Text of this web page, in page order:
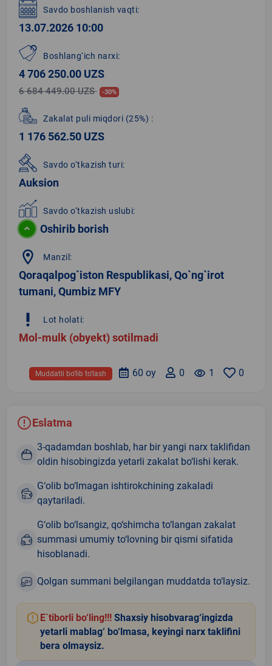
Savdo boshlanish vaqti:
13.07.2026 10:00
Boshlang‘ich narxi:
4 706 250.00 UZS
6 684 449.00 UZS -30%
Zakalat puli miqdori (25%) :
1 176 562.50 UZS
Savdo o‘tkazish turi:
Auksion
Savdo o‘tkazish uslubi:
Oshirib borish
location_on Manzil:
Qoraqalpog`iston Respublikasi, Qo`ng`irot
tumani, Qumbiz MFY
priority_high Lot holati:
Mol-mulk (obyekt) sotilmadi
0
remove_red_eye 1
0
60 oy
Muddatli bo‘lib to‘lash
Eslatma
3-qadamdan boshlab, har bir yangi narx taklifidan
oldin hisobingizda yetarli zakalat bo‘lishi kerak.
G‘olib bo‘lmagan ishtirokchining zakaladi
qaytariladi.
G‘olib bo‘lsangiz, qo‘shimcha to‘langan zakalat
summasi umumiy to‘lovning bir qismi sifatida
hisoblanadi.
Qolgan summani belgilangan muddatda to‘laysiz.
E`tiborli bo‘ling!!! Shaxsiy hisobvarag‘ingizda
yetarli mablag‘ bo‘lmasa, keyingi narx taklifini
bera olmaysiz.